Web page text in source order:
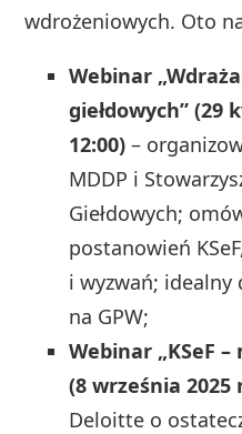
wdrożeniowych. Oto
Webinar
giełdowych” (29
12:00) –
MDDP i
Giełdowych;
postanowień
i wyzwań; idealny
na GPW;
Webinar „KSeF
(8 września 2025
Deloitte o